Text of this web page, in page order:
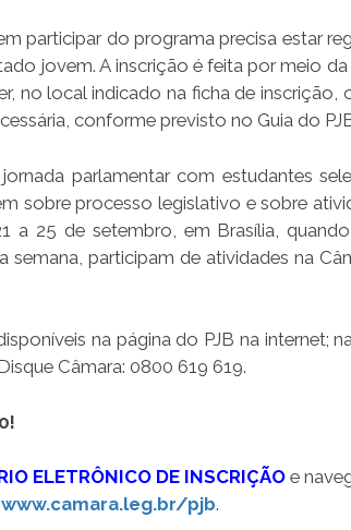
participar do programa precisa estar
jovem. A inscrição é feita por meio
no local indicado na ficha de
conforme previsto no Guia do
parlamentar com estudantes
sobre processo legislativo e sobre
a 25 de setembro, em Brasília,
semana, participam de atividades na
na página do PJB na internet;
Câmara: 0800 619 619.
ELETRÔNICO DE INSCRIÇÃO e
pjb.